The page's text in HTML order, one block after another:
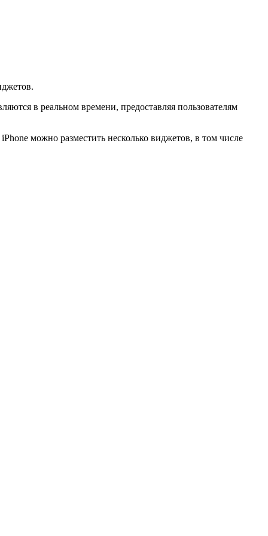
в реальном времени, предоставляя пользователям
можно разместить несколько виджетов, в том числе